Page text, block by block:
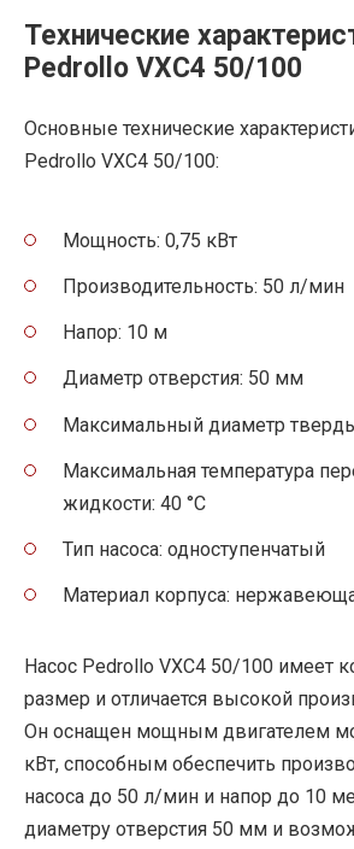
Технические
Pedrollo VXC4 50/100
Основные технические
Pedrollo VXC4 50/100:
Мощность: 0,75 кВт
Производительность: 50 л/мин
Напор: 10 м
Диаметр отверстия: 50 мм
Максимальный диаметр
Максимальная температура
жидкости: 40 °C
Тип насоса: одноступенчатый
Материал корпуса:
Насос Pedrollo VXC4 50/100 имеет
размер и отличается высокой
Он оснащен мощным двигателем
кВт, способным обеспечить
насоса до 50 л/мин и напор до 10
диаметру отверстия 50 мм и